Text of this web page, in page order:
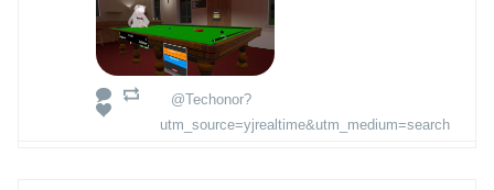
@Techonor?
utm_source=yjrealtime&utm_medium=search